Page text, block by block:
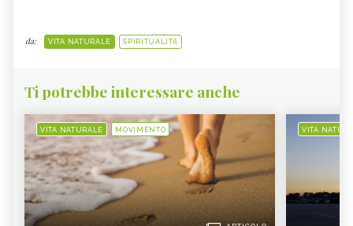
da: VITA NATURALE SPIRITUALITÀ
Ti potrebbe interessare anche
VITA NATURALE MOVIMENTO VITA